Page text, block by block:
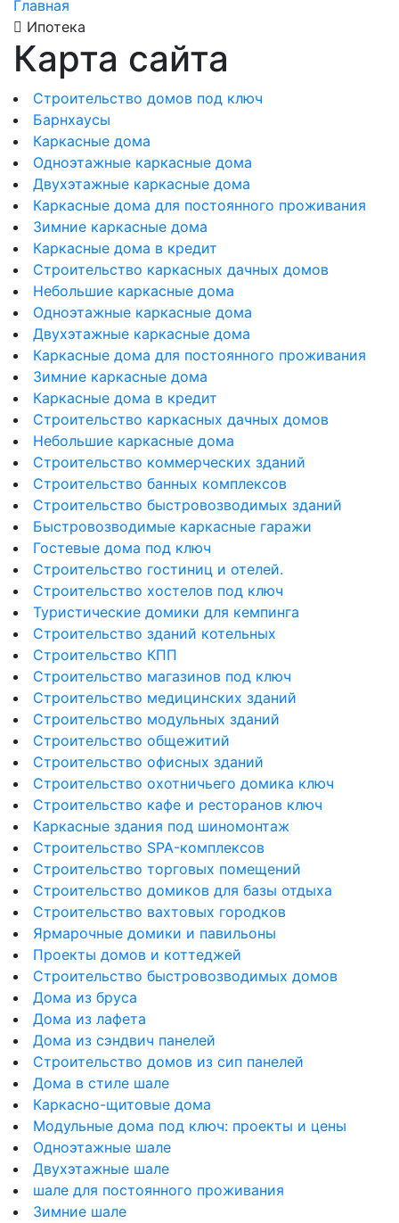
Главная
Ипотека
Карта сайта
Строительство домов под ключ
Барнхаусы
Каркасные дома
Одноэтажные каркасные дома
Двухэтажные каркасные дома
Каркасные дома для постоянного проживания
Зимние каркасные дома
Каркасные дома в кредит
Строительство каркасных дачных домов
Небольшие каркасные дома
Одноэтажные каркасные дома
Двухэтажные каркасные дома
Каркасные дома для постоянного проживания
Зимние каркасные дома
Каркасные дома в кредит
Строительство каркасных дачных домов
Небольшие каркасные дома
Строительство коммерческих зданий
Строительство банных комплексов
Строительство быстровозводимых зданий
Быстровозводимые каркасные гаражи
Гостевые дома под ключ
Строительство гостиниц и отелей.
Строительство хостелов под ключ
Туристические домики для кемпинга
Строительство зданий котельных
Строительство КПП
Строительство магазинов под ключ
Строительство медицинских зданий
Строительство модульных зданий
Строительство общежитий
Строительство офисных зданий
Строительство охотничьего домика ключ
Строительство кафе и ресторанов ключ
Каркасные здания под шиномонтаж
Строительство SPA-комплексов
Строительство торговых помещений
Строительство домиков для базы отдыха
Строительство вахтовых городков
Ярмарочные домики и павильоны
Проекты домов и коттеджей
Строительство быстровозводимых домов
Дома из бруса
Дома из лафета
Дома из сэндвич панелей
Строительство домов из сип панелей
Дома в стиле шале
Каркасно-щитовые дома
Модульные дома под ключ: проекты и цены
Одноэтажные шале
Двухэтажные шале
шале для постоянного проживания
Зимние шале